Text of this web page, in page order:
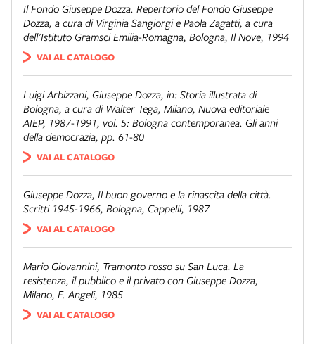
Il Fondo Giuseppe Dozza. Repertorio del Fondo Giuseppe
Dozza, a cura di Virginia Sangiorgi e Paola Zagatti, a cura
dell'Istituto Gramsci Emilia-Romagna, Bologna, Il Nove, 1994
VAI AL CATALOGO
Luigi Arbizzani, Giuseppe Dozza, in: Storia illustrata di
Bologna, a cura di Walter Tega, Milano, Nuova editoriale
AIEP, 1987-1991, vol. 5: Bologna contemporanea. Gli anni
della democrazia, pp. 61-80
VAI AL CATALOGO
Giuseppe Dozza, Il buon governo e la rinascita della città.
Scritti 1945-1966, Bologna, Cappelli, 1987
VAI AL CATALOGO
Mario Giovannini, Tramonto rosso su San Luca. La
resistenza, il pubblico e il privato con Giuseppe Dozza,
Milano, F. Angeli, 1985
VAI AL CATALOGO